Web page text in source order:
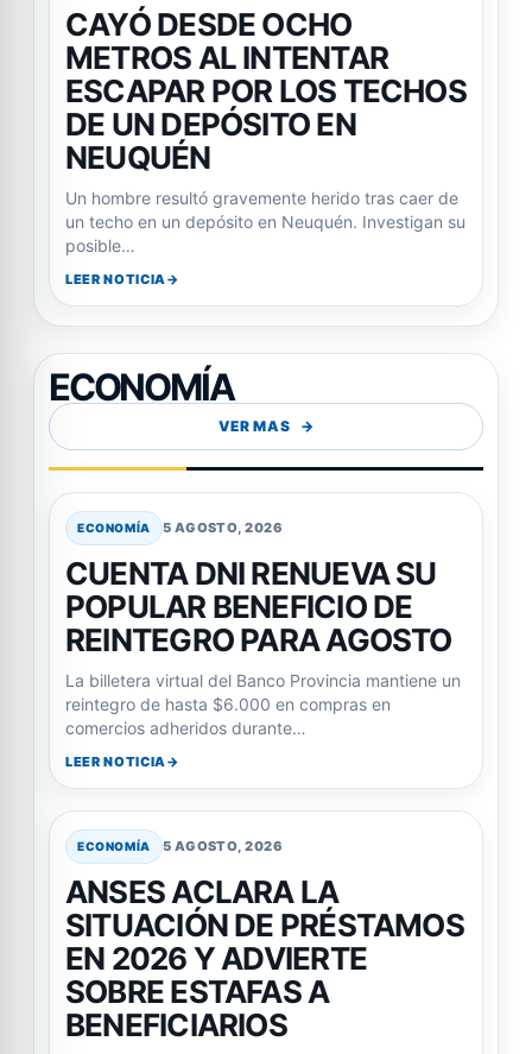
CAYÓ DESDE OCHO
METROS AL INTENTAR
ESCAPAR POR LOS TECHOS
DE UN DEPÓSITO EN
NEUQUÉN
Un hombre resultó gravemente herido tras caer de
un techo en un depósito en Neuquén. Investigan su
posible…
LEER NOTICIA
ECONOMÍA
VER MAS
ECONOMÍA 5 AGOSTO, 2026
CUENTA DNI RENUEVA SU
POPULAR BENEFICIO DE
REINTEGRO PARA AGOSTO
La billetera virtual del Banco Provincia mantiene un
reintegro de hasta $6.000 en compras en
comercios adheridos durante…
LEER NOTICIA
ECONOMÍA 5 AGOSTO, 2026
ANSES ACLARA LA
SITUACIÓN DE PRÉSTAMOS
EN 2026 Y ADVIERTE
SOBRE ESTAFAS A
BENEFICIARIOS